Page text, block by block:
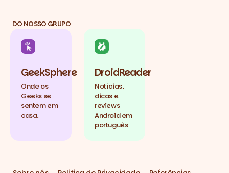
DO NOSSO GRUPO
GeekSphere
Onde os
Geeks se
sentem em
casa.
DroidReader
Notícias,
dicas e
reviews
Android em
português